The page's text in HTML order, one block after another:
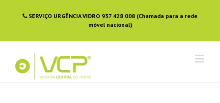
SERVIÇO URGÊNCIA VIDRO 937 428 008 (Chamada para a rede
móvel nacional)